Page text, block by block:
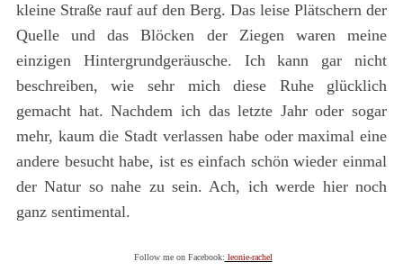
kleine Straße rauf auf den Berg. Das leise Plätschern der
Quelle und das Blöcken der Ziegen waren meine
einzigen Hintergrundgeräusche. Ich kann gar nicht
beschreiben, wie sehr mich diese Ruhe glücklich
gemacht hat. Nachdem ich das letzte Jahr oder sogar
mehr, kaum die Stadt verlassen habe oder maximal eine
andere besucht habe, ist es einfach schön wieder einmal
der Natur so nahe zu sein. Ach, ich werde hier noch
ganz sentimental.
Follow me on Facebook: leonie-rachel